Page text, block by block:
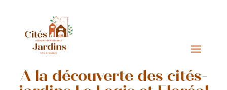
A la découverte des cités-